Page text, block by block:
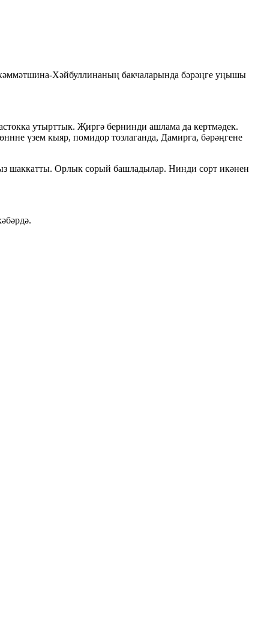
Хәйбуллинаның бакчаларында бәрәңге уңышы
утырттык. Җиргә бернинди ашлама да кертмәдек.
үзем кыяр, помидор тозлаганда, Дамирга, бәрәңгене
шаккатты. Орлык сорый башладылар. Нинди сорт икәнен